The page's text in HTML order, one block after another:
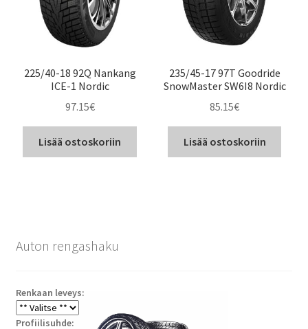
225/40-18 92Q Nankang
ICE-1 Nordic
97.15€
Lisää ostoskoriin
235/45-17 97T Goodride
SnowMaster SW6I8 Nordic
85.15€
Lisää ostoskoriin
Auton rengashaku
Renkaan leveys:
Profiilisuhde: